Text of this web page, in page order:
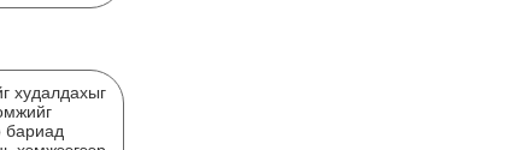
худалдахыг
бариад